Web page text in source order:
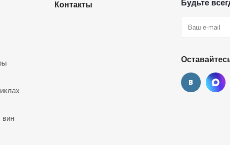
вин
Контакты Будьте